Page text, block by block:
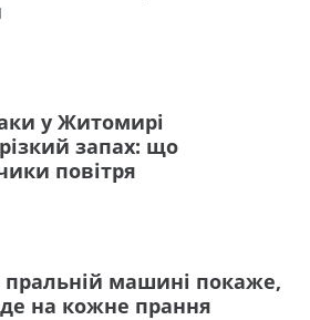
у Житомирі
запах: що
повітря
машині покаже,
на кожне прання